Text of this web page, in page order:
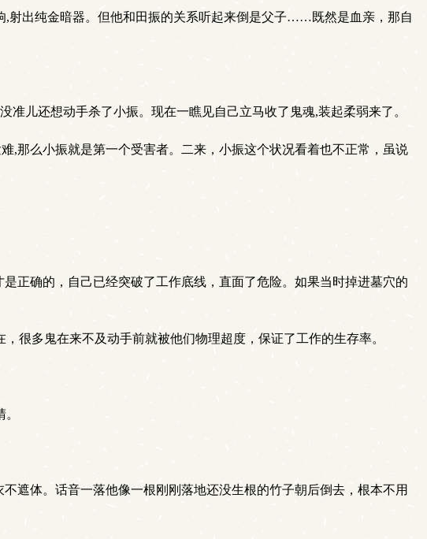
射出纯金暗器。但他和田振的关系听起来倒是父子……既然是血亲，那自
儿还想动手杀了小振。现在一瞧见自己立马收了鬼魂,装起柔弱来了。
,那么小振就是第一个受害者。二来，小振这个状况看着也不正常，虽说
正确的，自己已经突破了工作底线，直面了危险。如果当时掉进墓穴的
很多鬼在来不及动手前就被他们物理超度，保证了工作的生存率。
体。话音一落他像一根刚刚落地还没生根的竹子朝后倒去，根本不用